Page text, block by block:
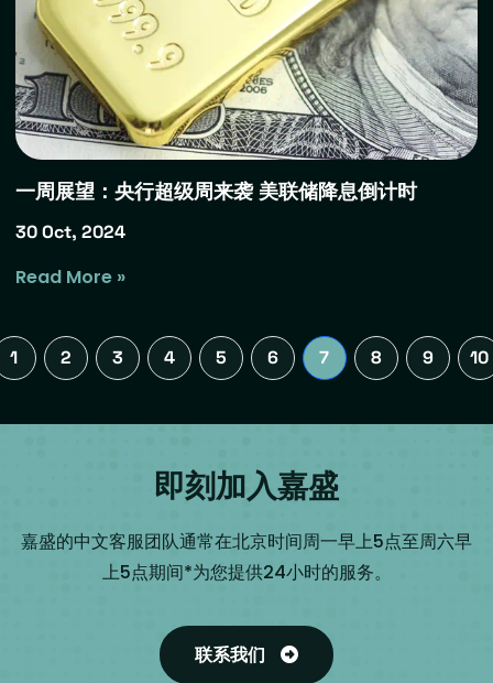
一周展望：央行超级周来袭 美联储降息倒计时
30 Oct, 2024
Read More »
1 2 3 4 5 6 7 8 9 10
即刻加入嘉盛
嘉盛的中文客服团队通常在北京时间周一早上5点至周六早
上5点期间*为您提供24小时的服务。
联系我们